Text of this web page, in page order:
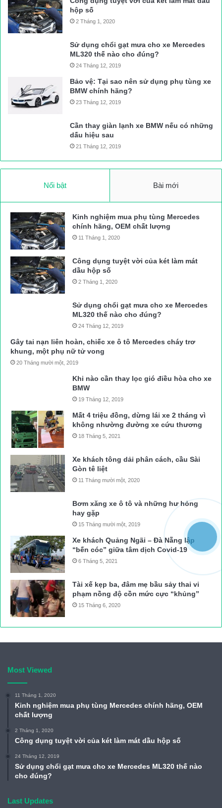
Điểm sạt lở lớn đầu tiên trên đèo Sa Mù, hướng từ QL9 vào xã
Hướng Việt và Hướng Lập
Ngoài đất sụt trượt xuống khối lượng lớn, các điểm sạt lở còn
có các khối đá lớn
Đất đá được máy múc dọn qua 2 bên để thông tuyến tạm
đến cọc tiêu H3/205
Một số máy múc đang hốt dọn tại vị trí sạt lở này trưa 10/9
Cả một mảng núi sụt trượt đất đá xuống với khối lượng rất lớn
Một vị trí sạt lở khác trên đèo Sa Mù
Đất và cả một khối đá lớn nằm bên đường Hồ Chí Minh qua
đèo Sa Mù
Một trong những vị trí cơ bản đã được dọn và thông đường
Điểm đầu vị trí sạt lở “khủng” thứ 2 trên đường Hồ Chí Minh
qua đèo Sa Mù
Đèo Sa Mù cách QL9 từ thị trấn Khe Sanh vào khoảng 50km
Trưa và đầu giờ chiều 10/9, khu vực đèo Sa Mù mưa tầm tã
Vị trí sạt lở này có cả cây lớn ngã xuống, cơ bản đã được hốt
dọn để đảm bảo giao thông bước 1
Mây mù giăng kín đèo Sa Mù trong cơn mưa chiều 10/9
Máy múc tiếp tục hốt dọn đất đá sạt lở trên đèo Sa Mù đầu giờ
nhưng khu vực này không phải do Chi cục QLĐB II.05 ở Quảng
Trị quản lý mà do Chi cục QLĐB II.04 ở Quảng Bình quản lý.
Duy Lợi
tai nạn giao thông Tin tuc trong ngay
hộp số
2 Tháng 1, 2020
Sử dụng chổi gạt mưa cho xe Mercedes
ML320 thế nào cho đúng?
24 Tháng 12, 2019
Bảo vệ: Tại sao nên sử dụng phụ tùng xe
BMW chính hãng?
23 Tháng 12, 2019
Cần thay giàn lạnh xe BMW nếu có những
dấu hiệu sau
21 Tháng 12, 2019
Nổi bật Bài mới
Kinh nghiệm mua phụ tùng Mercedes
chính hãng, OEM chất lượng
11 Tháng 1, 2020
Công dụng tuyệt vời của két làm mát
dầu hộp số
2 Tháng 1, 2020
Sử dụng chổi gạt mưa cho xe Mercedes
ML320 thế nào cho đúng?
24 Tháng 12, 2019
Gây tai nạn liên hoàn, chiếc xe ô tô Mercedes cháy trơ
khung, một phụ nữ tử vong
20 Tháng mười một, 2019
Khi nào cần thay lọc gió điều hòa cho xe
BMW
19 Tháng 12, 2019
Mất 4 triệu đồng, dừng lái xe 2 tháng vì
không nhường đường xe cứu thương
18 Tháng 5, 2021
Xe khách tông dải phân cách, cầu Sài
Gòn tê liệt
11 Tháng mười một, 2020
Bơm xăng xe ô tô và những hư hỏng
hay gặp
15 Tháng mười một, 2019
Xe khách Quảng Ngãi – Đà Nẵng lập
“bến cóc” giữa tâm dịch Covid-19
6 Tháng 5, 2021
Tài xế kẹp ba, đâm mẹ bầu sảy thai vi
phạm nồng độ cồn mức cực “khủng”
15 Tháng 6, 2020
Most Viewed
11 Tháng 1, 2020
Kinh nghiệm mua phụ tùng Mercedes chính hãng, OEM
chất lượng
2 Tháng 1, 2020
Công dụng tuyệt vời của két làm mát dầu hộp số
24 Tháng 12, 2019
Sử dụng chổi gạt mưa cho xe Mercedes ML320 thế nào
cho đúng?
Last Updates